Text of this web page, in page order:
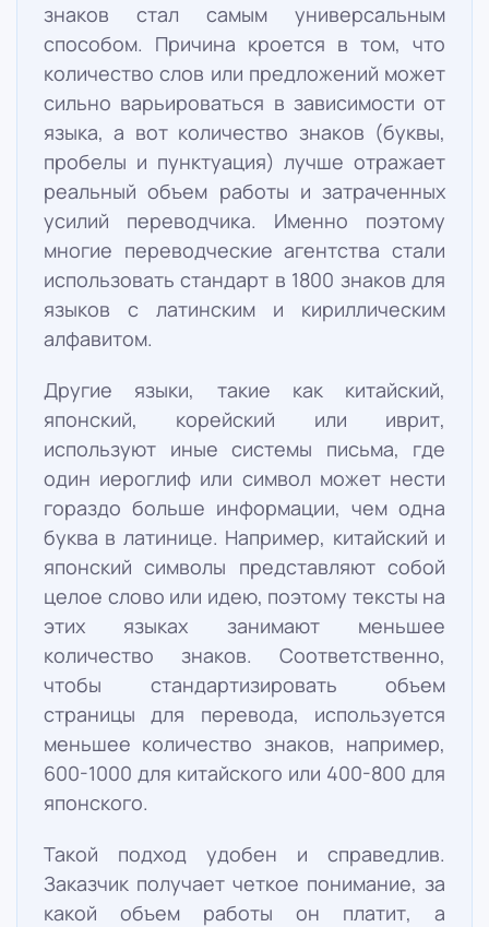
знаков стал самым универсальным
способом. Причина кроется в том, что
количество слов или предложений может
сильно варьироваться в зависимости от
языка, а вот количество знаков (буквы,
пробелы и пунктуация) лучше отражает
реальный объем работы и затраченных
усилий переводчика. Именно поэтому
многие переводческие агентства стали
использовать стандарт в 1800 знаков для
языков с латинским и кириллическим
алфавитом.
Другие языки, такие как китайский,
японский, корейский или иврит,
используют иные системы письма, где
один иероглиф или символ может нести
гораздо больше информации, чем одна
буква в латинице. Например, китайский и
японский символы представляют собой
целое слово или идею, поэтому тексты на
этих языках занимают меньшее
количество знаков. Соответственно,
чтобы стандартизировать объем
страницы для перевода, используется
меньшее количество знаков, например,
600-1000 для китайского или 400-800 для
японского.
Такой подход удобен и справедлив.
Заказчик получает четкое понимание, за
какой объем работы он платит, а